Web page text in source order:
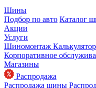
Шины
Подбор по авто Каталог
Акции
Услуги
Шиномонтаж
Корпоративное
Магазины
Распродажа
Распродажа шины